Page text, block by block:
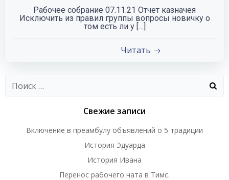
Рабочее собрание 07.11.21 Отчет казначея
Исключить из правил группы вопросы новичку о
том есть ли у […]
Читать
Свежие записи
Включение в преамбулу объявлений о 5 традиции
История Эдуарда
История Ивана
Перенос рабочего чата в Тимс.